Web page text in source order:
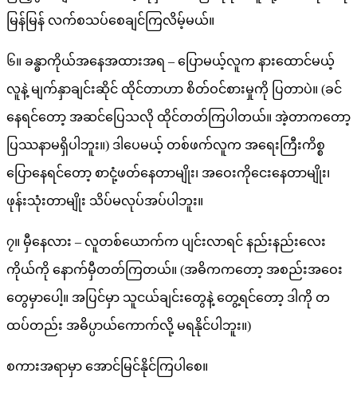
မြန်မြန် လက်စသပ်စေချင်ကြလိမ့်မယ်။
၆။ ခန္ဓာကိုယ်အနေအထားအရ – ပြောမယ့်လူက နားထောင်မယ့်
လူနဲ့ မျက်နှာချင်းဆိုင် ထိုင်တာဟာ စိတ်ဝင်စားမှုကို ပြတာပဲ။ (ခင်
နေရင်တော့ အဆင်ပြေသလို ထိုင်တတ်ကြပါတယ်။ အဲ့တာကတော့
ပြဿနာမရှိပါဘူး။) ဒါပေမယ့် တစ်ဖက်လူက အရေးကြီးကိစ္စ
ပြောနေရင်တော့ စာငုံ့ဖတ်နေတာမျိုး၊ အဝေးကိုငေးနေတာမျိုး၊
ဖုန်းသုံးတာမျိုး သိပ်မလုပ်အပ်ပါဘူး။
၇။ မှီနေလား – လူတစ်ယောက်က ပျင်းလာရင် နည်းနည်းလေး
ကိုယ်ကို နောက်မှီတတ်ကြတယ်။ (အဓိကကတော့ အစည်းအဝေး
တွေမှာပေါ့။ အပြင်မှာ သူငယ်ချင်းတွေနဲ့ တွေ့ရင်တော့ ဒါကို တ
ထပ်တည်း အဓိပ္ပာယ်ကောက်လို့ မရနိုင်ပါဘူး။)
စကားအရာမှာ အောင်မြင်နိုင်ကြပါစေ။